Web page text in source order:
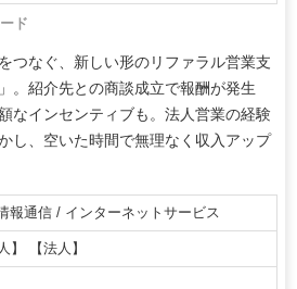
ド
つなぐ、新しい形のリファラル営業支
。紹介先との商談成立で報酬が発生
なインセンティブも。法人営業の経験
し、空いた時間で無理なく収入アップ
報通信 / インターネットサービス
】 【法人】